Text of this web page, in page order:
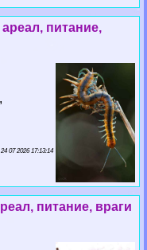
питание,
24 07 2026 17:13:14
питание, враги